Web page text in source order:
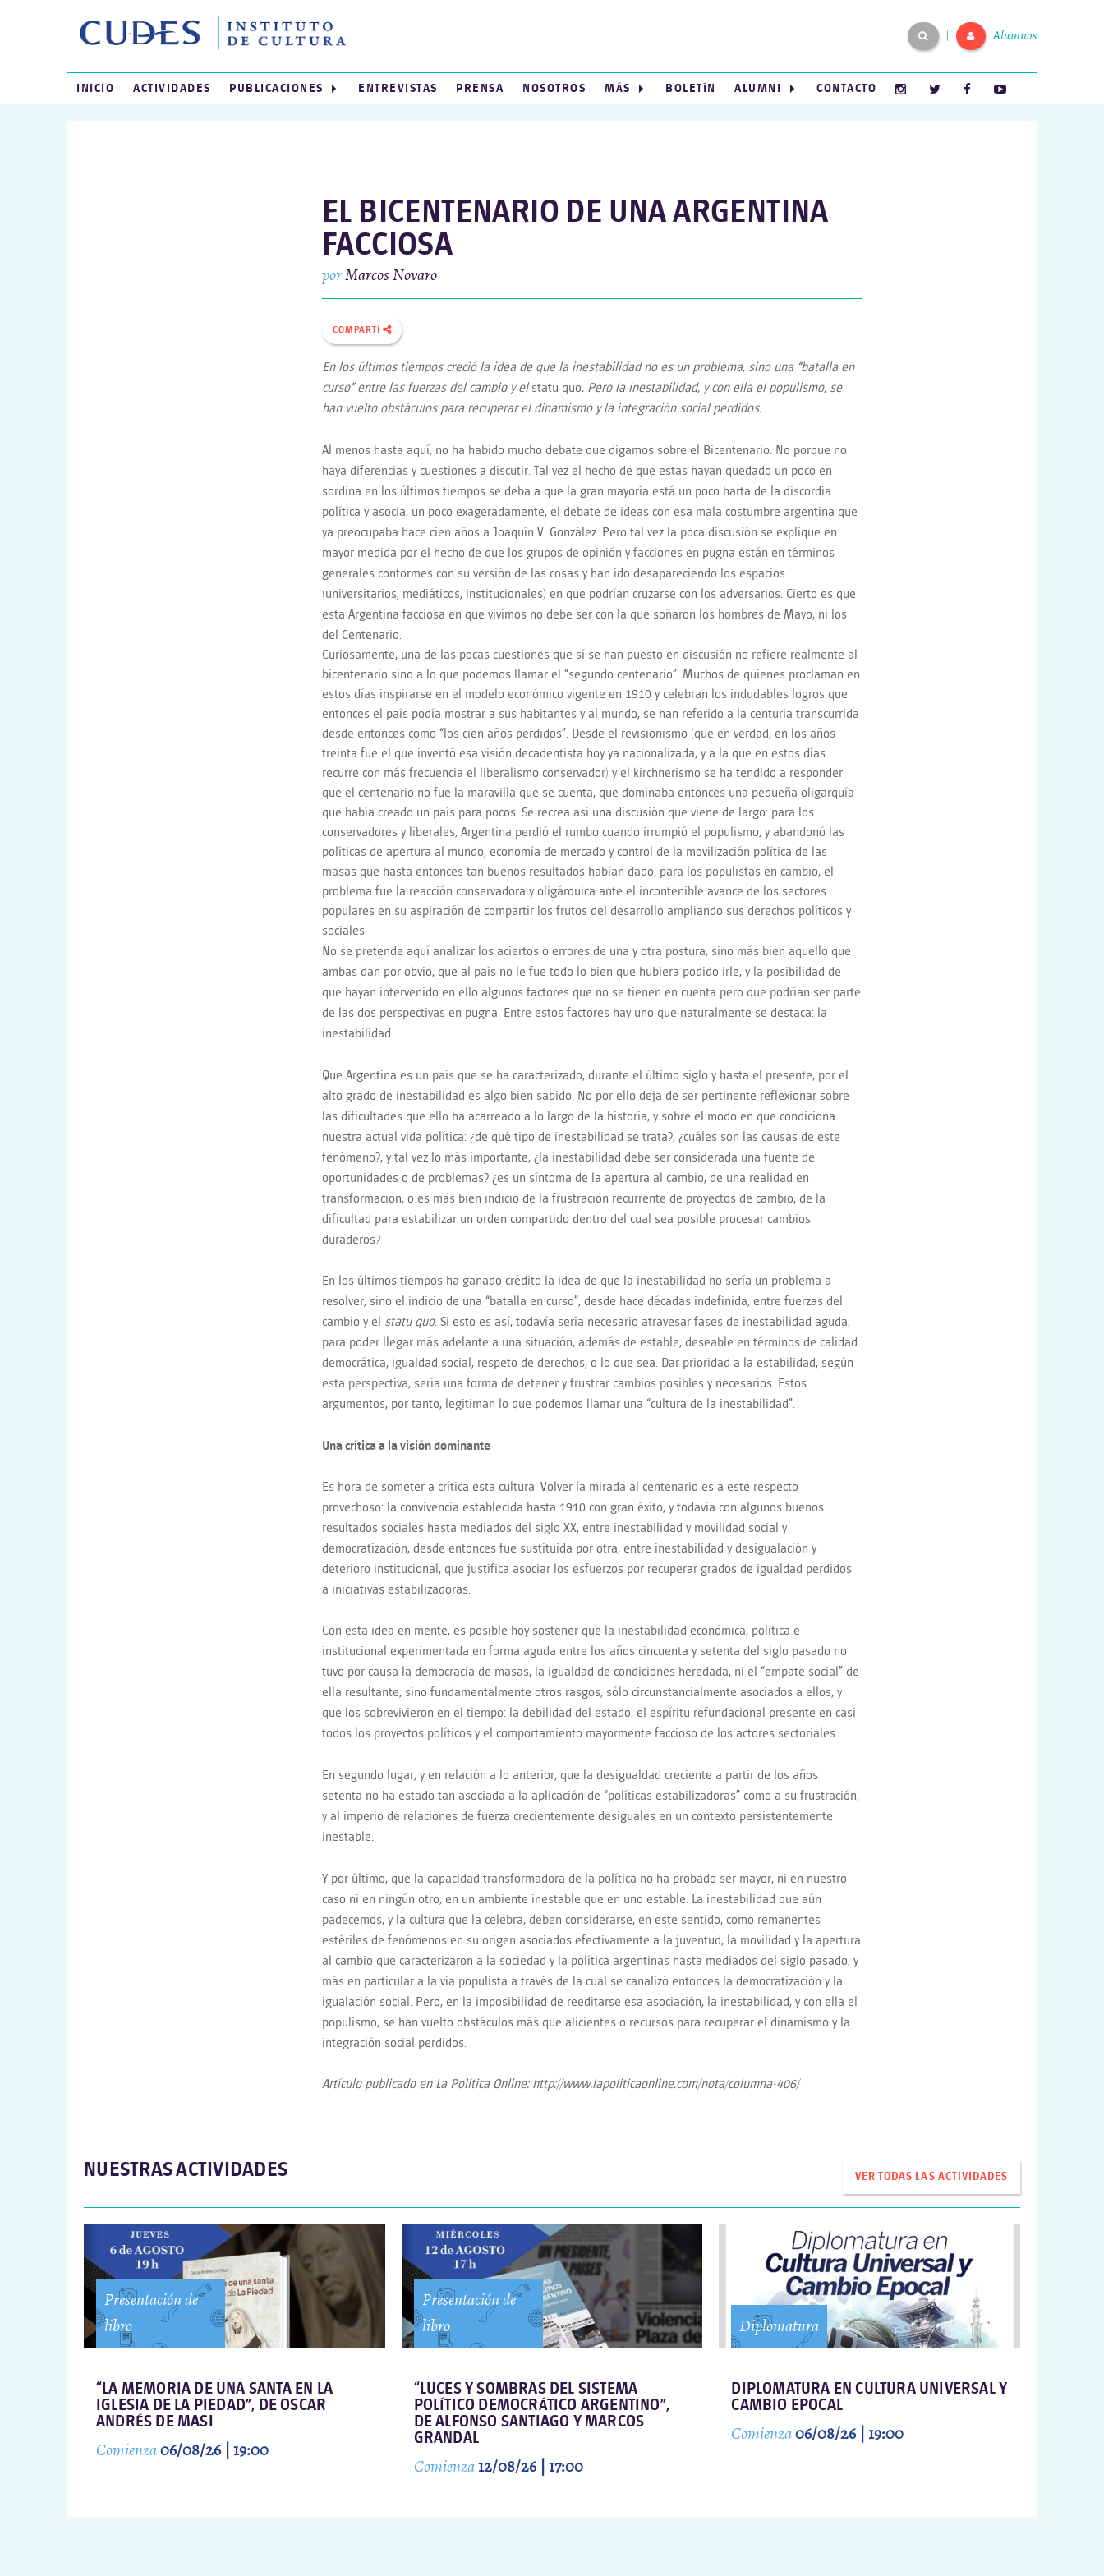
Alumnos
INICIO ACTIVIDADES PUBLICACIONES ENTREVISTAS PRENSA NOSOTROS MÁS BOLETÍN ALUMNI CONTACTO
EL BICENTENARIO DE UNA ARGENTINA
FACCIOSA
porMarcos Novaro
COMPARTÍ
En los últimos tiempos creció la idea de que la inestabilidad no es un problema, sino una “batalla en
curso” entre las fuerzas del cambio y el statu quo. Pero la inestabilidad, y con ella el populismo, se
han vuelto obstáculos para recuperar el dinamismo y la integración social perdidos.
Al menos hasta aquí, no ha habido mucho debate que digamos sobre el Bicentenario. No porque no
haya diferencias y cuestiones a discutir. Tal vez el hecho de que estas hayan quedado un poco en
sordina en los últimos tiempos se deba a que la gran mayoría está un poco harta de la discordia
política y asocia, un poco exageradamente, el debate de ideas con esa mala costumbre argentina que
ya preocupaba hace cien años a Joaquín V. González. Pero tal vez la poca discusión se explique en
mayor medida por el hecho de que los grupos de opinión y facciones en pugna están en términos
generales conformes con su versión de las cosas y han ido desapareciendo los espacios
(universitarios, mediáticos, institucionales) en que podrían cruzarse con los adversarios. Cierto es que
esta Argentina facciosa en que vivimos no debe ser con la que soñaron los hombres de Mayo, ni los
del Centenario.
Curiosamente, una de las pocas cuestiones que sí se han puesto en discusión no refiere realmente al
bicentenario sino a lo que podemos llamar el “segundo centenario”. Muchos de quienes proclaman en
estos días inspirarse en el modelo económico vigente en 1910 y celebran los indudables logros que
entonces el país podía mostrar a sus habitantes y al mundo, se han referido a la centuria transcurrida
desde entonces como “los cien años perdidos”. Desde el revisionismo (que en verdad, en los años
treinta fue el que inventó esa visión decadentista hoy ya nacionalizada, y a la que en estos días
recurre con más frecuencia el liberalismo conservador) y el kirchnerismo se ha tendido a responder
que el centenario no fue la maravilla que se cuenta, que dominaba entonces una pequeña oligarquía
que había creado un país para pocos. Se recrea así una discusión que viene de largo: para los
conservadores y liberales, Argentina perdió el rumbo cuando irrumpió el populismo, y abandonó las
políticas de apertura al mundo, economía de mercado y control de la movilización política de las
masas que hasta entonces tan buenos resultados habían dado; para los populistas en cambio, el
problema fue la reacción conservadora y oligárquica ante el incontenible avance de los sectores
populares en su aspiración de compartir los frutos del desarrollo ampliando sus derechos políticos y
sociales.
No se pretende aquí analizar los aciertos o errores de una y otra postura, sino más bien aquello que
ambas dan por obvio, que al país no le fue todo lo bien que hubiera podido irle, y la posibilidad de
que hayan intervenido en ello algunos factores que no se tienen en cuenta pero que podrían ser parte
de las dos perspectivas en pugna. Entre estos factores hay uno que naturalmente se destaca: la
inestabilidad.
Que Argentina es un país que se ha caracterizado, durante el último siglo y hasta el presente, por el
alto grado de inestabilidad es algo bien sabido. No por ello deja de ser pertinente reflexionar sobre
las dificultades que ello ha acarreado a lo largo de la historia, y sobre el modo en que condiciona
nuestra actual vida política: ¿de qué tipo de inestabilidad se trata?, ¿cuáles son las causas de este
fenómeno?, y tal vez lo más importante, ¿la inestabilidad debe ser considerada una fuente de
oportunidades o de problemas? ¿es un síntoma de la apertura al cambio, de una realidad en
transformación, o es más bien indicio de la frustración recurrente de proyectos de cambio, de la
dificultad para estabilizar un orden compartido dentro del cual sea posible procesar cambios
duraderos?
En los últimos tiempos ha ganado crédito la idea de que la inestabilidad no sería un problema a
resolver, sino el indicio de una “batalla en curso”, desde hace décadas indefinida, entre fuerzas del
cambio y el statu quo. Si esto es así, todavía sería necesario atravesar fases de inestabilidad aguda,
para poder llegar más adelante a una situación, además de estable, deseable en términos de calidad
democrática, igualdad social, respeto de derechos, o lo que sea. Dar prioridad a la estabilidad, según
esta perspectiva, sería una forma de detener y frustrar cambios posibles y necesarios. Estos
argumentos, por tanto, legitiman lo que podemos llamar una “cultura de la inestabilidad”.
Una crítica a la visión dominante
Es hora de someter a crítica esta cultura. Volver la mirada al centenario es a este respecto
provechoso: la convivencia establecida hasta 1910 con gran éxito, y todavía con algunos buenos
resultados sociales hasta mediados del siglo XX, entre inestabilidad y movilidad social y
democratización, desde entonces fue sustituida por otra, entre inestabilidad y desigualación y
deterioro institucional, que justifica asociar los esfuerzos por recuperar grados de igualdad perdidos
a iniciativas estabilizadoras.
Con esta idea en mente, es posible hoy sostener que la inestabilidad económica, política e
institucional experimentada en forma aguda entre los años cincuenta y setenta del siglo pasado no
tuvo por causa la democracia de masas, la igualdad de condiciones heredada, ni el “empate social” de
ella resultante, sino fundamentalmente otros rasgos, sólo circunstancialmente asociados a ellos, y
que los sobrevivieron en el tiempo: la debilidad del estado, el espíritu refundacional presente en casi
todos los proyectos políticos y el comportamiento mayormente faccioso de los actores sectoriales.
En segundo lugar, y en relación a lo anterior, que la desigualdad creciente a partir de los años
setenta no ha estado tan asociada a la aplicación de “políticas estabilizadoras” como a su frustración,
y al imperio de relaciones de fuerza crecientemente desiguales en un contexto persistentemente
inestable.
Y por último, que la capacidad transformadora de la política no ha probado ser mayor, ni en nuestro
caso ni en ningún otro, en un ambiente inestable que en uno estable. La inestabilidad que aún
padecemos, y la cultura que la celebra, deben considerarse, en este sentido, como remanentes
estériles de fenómenos en su origen asociados efectivamente a la juventud, la movilidad y la apertura
al cambio que caracterizaron a la sociedad y la política argentinas hasta mediados del siglo pasado, y
más en particular a la vía populista a través de la cual se canalizó entonces la democratización y la
igualación social. Pero, en la imposibilidad de reeditarse esa asociación, la inestabilidad, y con ella el
populismo, se han vuelto obstáculos más que alicientes o recursos para recuperar el dinamismo y la
integración social perdidos.
Artículo publicado en La Política Online: http://www.lapoliticaonline.com/nota/columna-406/
NUESTRAS ACTIVIDADES VER TODAS LAS ACTIVIDADES
Presentación de
libro
“LA MEMORIA DE UNA SANTA EN LA
IGLESIA DE LA PIEDAD”, DE OSCAR
ANDRÉS DE MASI
Comienza06/08/26 | 19:00
Presentación de
libro
“LUCES Y SOMBRAS DEL SISTEMA
POLÍTICO DEMOCRÁTICO ARGENTINO”,
DE ALFONSO SANTIAGO Y MARCOS
GRANDAL
Comienza12/08/26 | 17:00
Diplomatura
DIPLOMATURA EN CULTURA UNIVERSAL Y
CAMBIO EPOCAL
Comienza06/08/26 | 19:00